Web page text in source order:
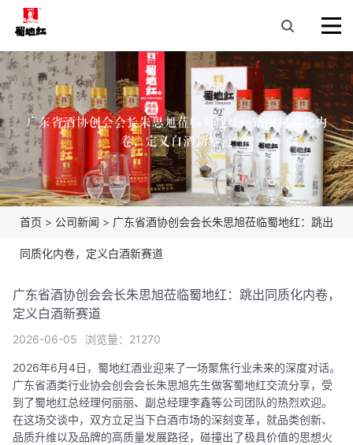
广东省酒协创会会长朱思旭莅临蜀地红：跳出同质化内
卷，定义白酒新赛道
首页 > 公司新闻 > 广东省酒协创会会长朱思旭莅临蜀地红：跳出
同质化内卷，定义白酒新赛道
广东省酒协创会会长朱思旭莅临蜀地红：跳出同质化内卷，
定义白酒新赛道
2026-06-05 浏览量：21270
2026年6月4日，蜀地红酒业迎来了一场聚焦行业未来的深度对话。
广东省酒类行业协会创会会长朱思旭先生做客蜀地红交流分享，受
到了蜀地红总经理何丽丽、副总经理李鑫等公司团队的热烈欢迎。
在这场交谈中，双方立足当下白酒市场的深刻变革，就品类创新、
品质升维以及品牌的高质量发展路径，碰撞出了极具价值的思想火